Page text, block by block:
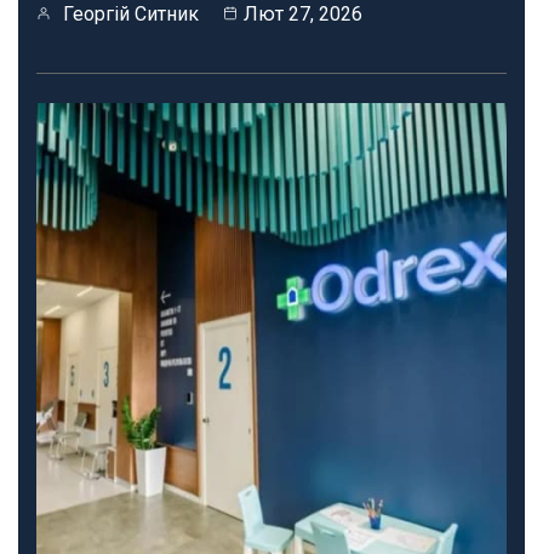
Георгій Ситник Лют 27, 2026